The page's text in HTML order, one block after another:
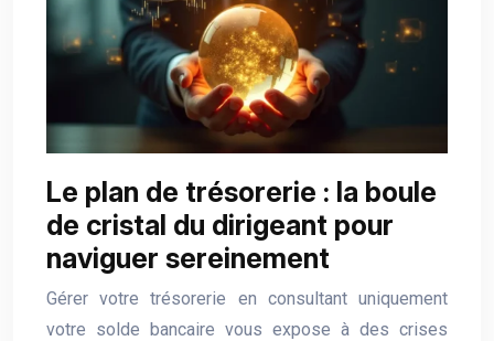
Le plan de trésorerie : la boule
de cristal du dirigeant pour
naviguer sereinement
Gérer votre trésorerie en consultant uniquement
votre solde bancaire vous expose à des crises